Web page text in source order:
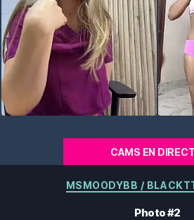
CAMS EN
MSMOODYBB /
Photo #2